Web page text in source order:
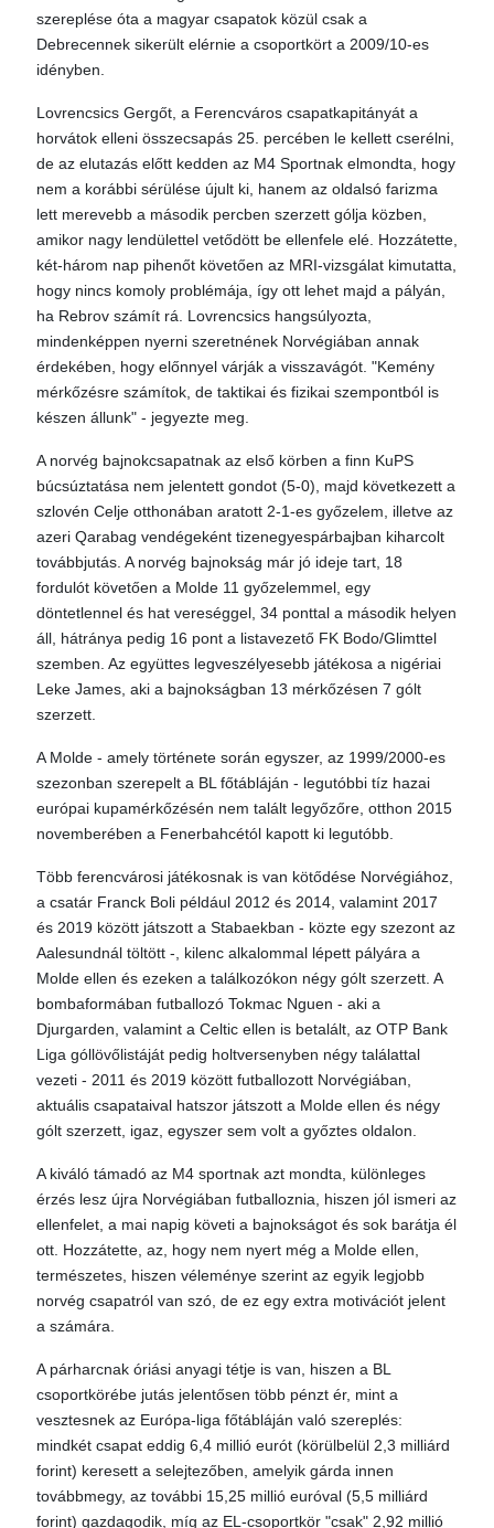
szereplése óta a magyar csapatok közül csak a
Debrecennek sikerült elérnie a csoportkört a 2009/10-es
idényben.
Lovrencsics Gergőt, a Ferencváros csapatkapitányát a
horvátok elleni összecsapás 25. percében le kellett cserélni,
de az elutazás előtt kedden az M4 Sportnak elmondta, hogy
nem a korábbi sérülése újult ki, hanem az oldalsó farizma
lett merevebb a második percben szerzett gólja közben,
amikor nagy lendülettel vetődött be ellenfele elé. Hozzátette,
két-három nap pihenőt követően az MRI-vizsgálat kimutatta,
hogy nincs komoly problémája, így ott lehet majd a pályán,
ha Rebrov számít rá. Lovrencsics hangsúlyozta,
mindenképpen nyerni szeretnének Norvégiában annak
érdekében, hogy előnnyel várják a visszavágót. "Kemény
mérkőzésre számítok, de taktikai és fizikai szempontból is
készen állunk" - jegyezte meg.
A norvég bajnokcsapatnak az első körben a finn KuPS
búcsúztatása nem jelentett gondot (5-0), majd következett a
szlovén Celje otthonában aratott 2-1-es győzelem, illetve az
azeri Qarabag vendégeként tizenegyespárbajban kiharcolt
továbbjutás. A norvég bajnokság már jó ideje tart, 18
fordulót követően a Molde 11 győzelemmel, egy
döntetlennel és hat vereséggel, 34 ponttal a második helyen
áll, hátránya pedig 16 pont a listavezető FK Bodo/Glimttel
szemben. Az együttes legveszélyesebb játékosa a nigériai
Leke James, aki a bajnokságban 13 mérkőzésen 7 gólt
szerzett.
A Molde - amely története során egyszer, az 1999/2000-es
szezonban szerepelt a BL főtábláján - legutóbbi tíz hazai
európai kupamérkőzésén nem talált legyőzőre, otthon 2015
novemberében a Fenerbahcétól kapott ki legutóbb.
Több ferencvárosi játékosnak is van kötődése Norvégiához,
a csatár Franck Boli például 2012 és 2014, valamint 2017
és 2019 között játszott a Stabaekban - közte egy szezont az
Aalesundnál töltött -, kilenc alkalommal lépett pályára a
Molde ellen és ezeken a találkozókon négy gólt szerzett. A
bombaformában futballozó Tokmac Nguen - aki a
Djurgarden, valamint a Celtic ellen is betalált, az OTP Bank
Liga góllövőlistáját pedig holtversenyben négy találattal
vezeti - 2011 és 2019 között futballozott Norvégiában,
aktuális csapataival hatszor játszott a Molde ellen és négy
gólt szerzett, igaz, egyszer sem volt a győztes oldalon.
A kiváló támadó az M4 sportnak azt mondta, különleges
érzés lesz újra Norvégiában futballoznia, hiszen jól ismeri az
ellenfelet, a mai napig követi a bajnokságot és sok barátja él
ott. Hozzátette, az, hogy nem nyert még a Molde ellen,
természetes, hiszen véleménye szerint az egyik legjobb
norvég csapatról van szó, de ez egy extra motivációt jelent
a számára.
A párharcnak óriási anyagi tétje is van, hiszen a BL
csoportkörébe jutás jelentősen több pénzt ér, mint a
vesztesnek az Európa-liga főtábláján való szereplés:
mindkét csapat eddig 6,4 millió eurót (körülbelül 2,3 milliárd
forint) keresett a selejtezőben, amelyik gárda innen
továbbmegy, az további 15,25 millió euróval (5,5 milliárd
forint) gazdagodik, míg az EL-csoportkör "csak" 2,92 millió